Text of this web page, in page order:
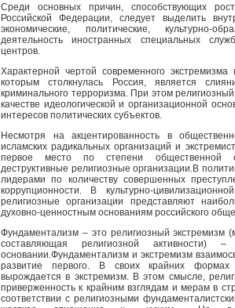
Среди основных причин, способствующих
Российской Федерации, следует выделить
экономические, политические, культурно-
деятельность иностранных специальных
центров.
Характерной чертой современного
которым столкнулась Россия, является
криминального терроризма. При этом
качестве идеологической и организационной
интересов политических субъектов.
Несмотря на акцентированность в
исламских радикальных организаций и
первое место по степени общественной
деструктивные религиозные организации.В
лидерами по количеству совершенных
коррупционности. В культурно-
религиозные организации представляют
духовно-ценностным основаниям российского
Фундаментализм – это религиозный экстремизм
составляющая религиозной активности)
основании.Фундаментализм и экстремизм
развитие первого. В своих крайних формах
вырождается в экстремизм. В этом смысле,
приверженность к крайним взглядам и мерам в
соответствии с религиозными